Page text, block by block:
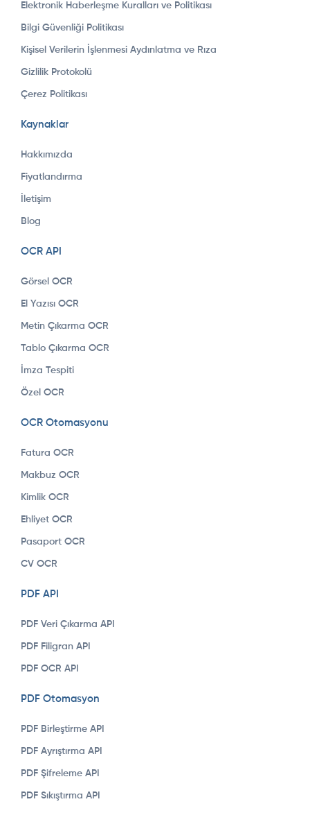
Elektronik Haberleşme Kuralları ve Politikası
Bilgi Güvenliği Politikası
Kişisel Verilerin İşlenmesi Aydınlatma ve Rıza
Gizlilik Protokolü
Çerez Politikası
Kaynaklar
Hakkımızda
Fiyatlandırma
İletişim
Blog
OCR API
Görsel OCR
El Yazısı OCR
Metin Çıkarma OCR
Tablo Çıkarma OCR
İmza Tespiti
Özel OCR
OCR Otomasyonu
Fatura OCR
Makbuz OCR
Kimlik OCR
Ehliyet OCR
Pasaport OCR
CV OCR
PDF API
PDF Veri Çıkarma API
PDF Filigran API
PDF OCR API
PDF Otomasyon
PDF Birleştirme API
PDF Ayrıştırma API
PDF Şifreleme API
PDF Sıkıştırma API